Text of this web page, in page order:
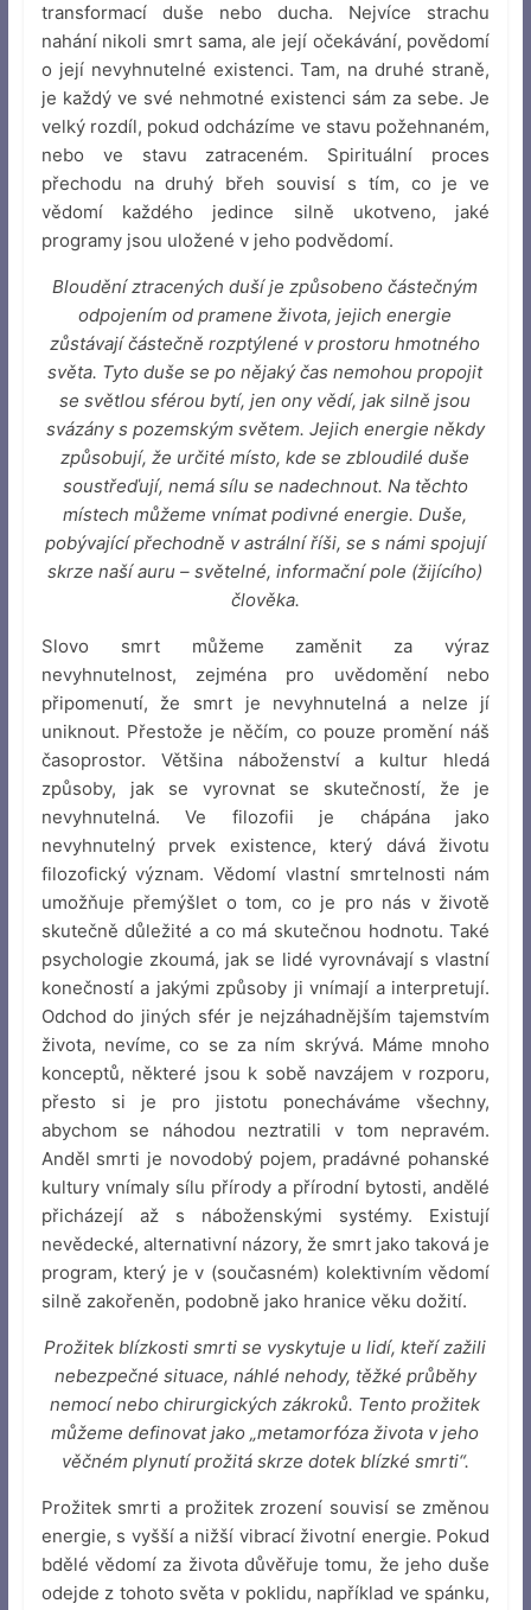
transformací duše nebo ducha. Nejvíce strachu
nahání nikoli smrt sama, ale její očekávání, povědomí
o její nevyhnutelné existenci. Tam, na druhé straně,
je každý ve své nehmotné existenci sám za sebe. Je
velký rozdíl, pokud odcházíme ve stavu požehnaném,
nebo ve stavu zatraceném. Spirituální proces
přechodu na druhý břeh souvisí s tím, co je ve
vědomí každého jedince silně ukotveno, jaké
programy jsou uložené v jeho podvědomí.
Bloudění ztracených duší je způsobeno částečným
odpojením od pramene života, jejich energie
zůstávají částečně rozptýlené v prostoru hmotného
světa. Tyto duše se po nějaký čas nemohou propojit
se světlou sférou bytí, jen ony vědí, jak silně jsou
svázány s pozemským světem. Jejich energie někdy
způsobují, že určité místo, kde se zbloudilé duše
soustřeďují, nemá sílu se nadechnout. Na těchto
místech můžeme vnímat podivné energie. Duše,
pobývající přechodně v astrální říši, se s námi spojují
skrze naší auru – světelné, informační pole (žijícího)
člověka.
Slovo smrt můžeme zaměnit za výraz
nevyhnutelnost, zejména pro uvědomění nebo
připomenutí, že smrt je nevyhnutelná a nelze jí
uniknout. Přestože je něčím, co pouze promění náš
časoprostor. Většina náboženství a kultur hledá
způsoby, jak se vyrovnat se skutečností, že je
nevyhnutelná. Ve filozofii je chápána jako
nevyhnutelný prvek existence, který dává životu
filozofický význam. Vědomí vlastní smrtelnosti nám
umožňuje přemýšlet o tom, co je pro nás v životě
skutečně důležité a co má skutečnou hodnotu. Také
psychologie zkoumá, jak se lidé vyrovnávají s vlastní
konečností a jakými způsoby ji vnímají a interpretují.
Odchod do jiných sfér je nejzáhadnějším tajemstvím
života, nevíme, co se za ním skrývá. Máme mnoho
konceptů, některé jsou k sobě navzájem v rozporu,
přesto si je pro jistotu ponecháváme všechny,
abychom se náhodou neztratili v tom nepravém.
Anděl smrti je novodobý pojem, pradávné pohanské
kultury vnímaly sílu přírody a přírodní bytosti, andělé
přicházejí až s náboženskými systémy. Existují
nevědecké, alternativní názory, že smrt jako taková je
program, který je v (současném) kolektivním vědomí
silně zakořeněn, podobně jako hranice věku dožití.
Prožitek blízkosti smrti se vyskytuje u lidí, kteří zažili
nebezpečné situace, náhlé nehody, těžké průběhy
nemocí nebo chirurgických zákroků. Tento prožitek
můžeme definovat jako „metamorfóza života v jeho
věčném plynutí prožitá skrze dotek blízké smrti“.
Prožitek smrti a prožitek zrození souvisí se změnou
energie, s vyšší a nižší vibrací životní energie. Pokud
bdělé vědomí za života důvěřuje tomu, že jeho duše
odejde z tohoto světa v poklidu, například ve spánku,